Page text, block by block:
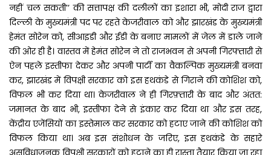
नहीं चल सकती’’ की सत्तापक्ष की दलीलों का इशारा भी, मोदी राज द्वारा
दिल्ली के मुख्यमंत्री पद पर रहते केजरीवाल को और झारखंड के मुख्यमंत्री
हेमंत सोरेन को, सीआइडी और ईडी के बनाए मामलों में जेल में डाले जाने
की ओर ही है। वास्तव में हेमंत सोरेन ने तो राजभवन से अपनी गिरफ्तारी से
ऐन पहले इस्तीफा देकर और अपनी पार्टी का वैकल्पिक मुख्यमंत्री बनवा
कर, झारखंड में विपक्षी सरकार को इस हथकंडे से गिराने की कोशिश को,
विफल भी कर दिया था। केजरीवाल ने ही गिरफ़्तारी के बाद और अंतत:
जमानत के बाद भी, इस्तीफा देने से इंकार कर दिया था और इस तरह,
केंद्रीय एजेंसियों का इस्तेमाल कर सरकार को हटाए जाने की कोशिश को
विफल किया था। अब इस संशोधन के जरिए, इस हथकंडे के सहारे
असुविधाजनक विपक्षी सरकारों को हटाने का ही रास्ता तैयार किया जा रहा